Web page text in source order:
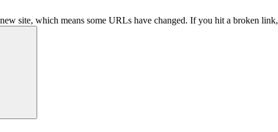
site, which means some URLs have changed. If you hit a broken link,